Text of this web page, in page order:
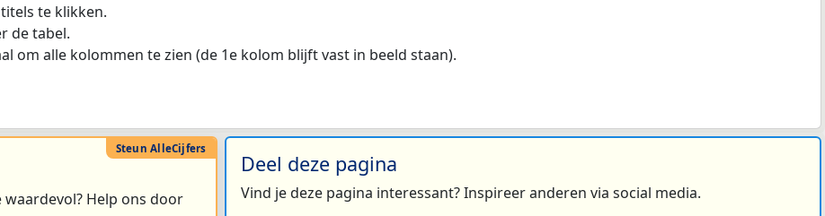
te klikken.
de tabel.
om alle kolommen te zien (de 1e kolom blijft vast in beeld staan).
Help ons door
Deel deze pagina
Vind je deze pagina interessant? Inspireer anderen via social media.